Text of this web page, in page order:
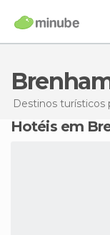
Destinos
Hotéis em